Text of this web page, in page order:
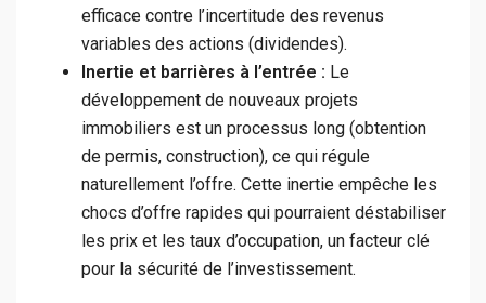
efficace contre l’incertitude des revenus
variables des actions (dividendes).
Inertie et barrières à l’entrée : Le
développement de nouveaux projets
immobiliers est un processus long (obtention
de permis, construction), ce qui régule
naturellement l’offre. Cette inertie empêche les
chocs d’offre rapides qui pourraient déstabiliser
les prix et les taux d’occupation, un facteur clé
pour la sécurité de l’investissement.